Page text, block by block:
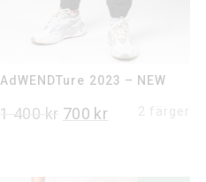
AdWENDTure 2023 – NEW
1 400 kr Det
700 krDet
2 färger